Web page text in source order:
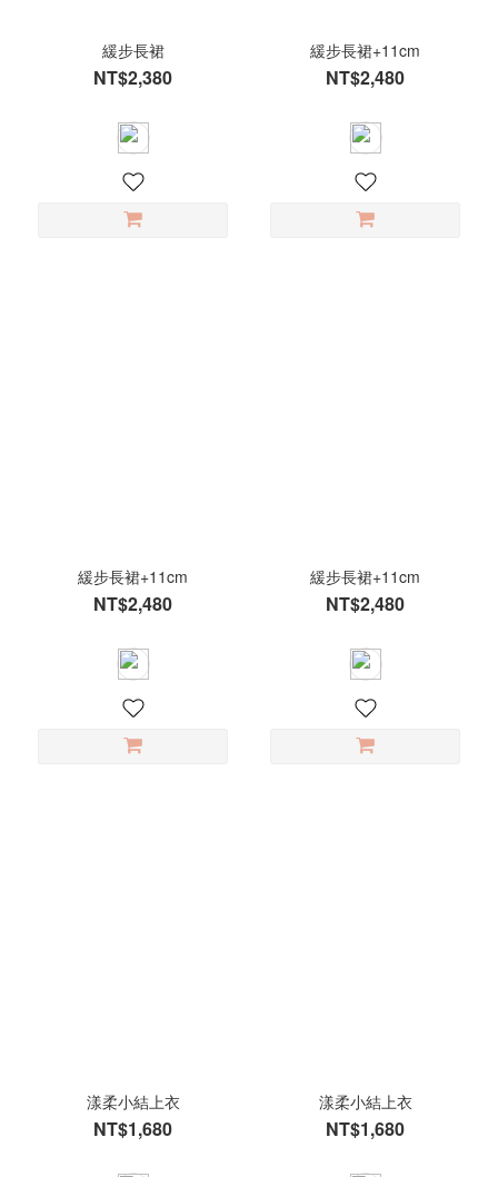
緩步長裙
NT$2,380
緩步長裙+11cm
NT$2,480
緩步長裙+11cm
NT$2,480
緩步長裙+11cm
NT$2,480
漾柔小結上衣
NT$1,680
漾柔小結上衣
NT$1,680